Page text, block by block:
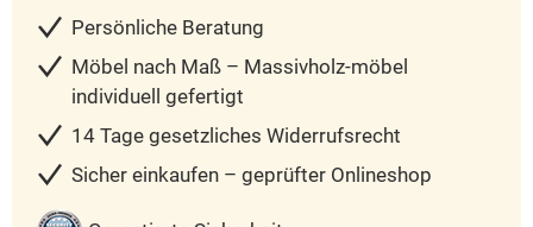
Persönliche Beratung
Möbel nach Maß – Massivholz-möbel
individuell gefertigt
14 Tage gesetzliches Widerrufsrecht
Sicher einkaufen – geprüfter Onlineshop